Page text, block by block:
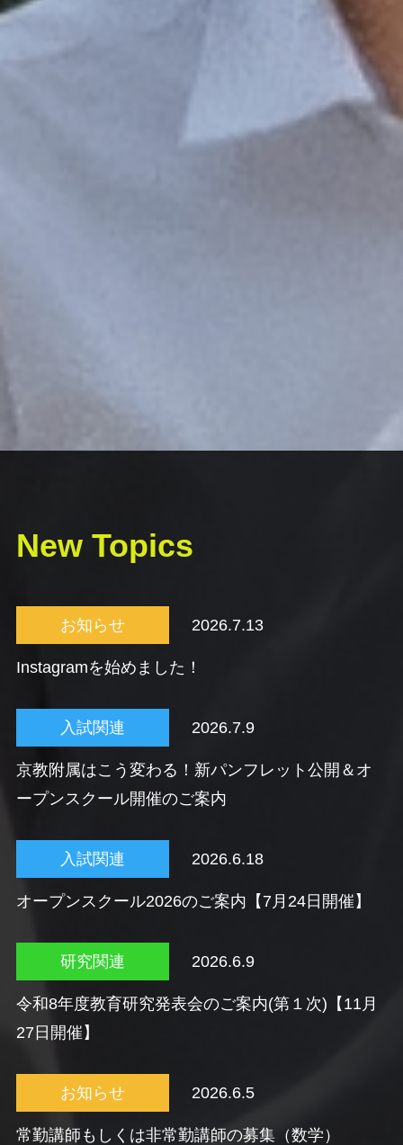
New Topics
お知らせ 2026.7.13
Instagramを始めました！
入試関連 2026.7.9
京教附属はこう変わる！新パンフレット公開＆オ
ープンスクール開催のご案内
入試関連 2026.6.18
オープンスクール2026のご案内【7月24日開催】
研究関連 2026.6.9
令和8年度教育研究発表会のご案内(第１次)【11月
27日開催】
お知らせ 2026.6.5
常勤講師もしくは非常勤講師の募集（数学）